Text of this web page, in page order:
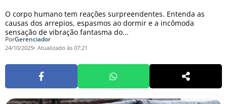
O corpo humano tem reações surpreendentes. Entenda as
causas dos arrepios, espasmos ao dormir e a incômoda
sensação de vibração fantasma do...
PorGerenciador
24/10/2025 Atualizado às 07:21